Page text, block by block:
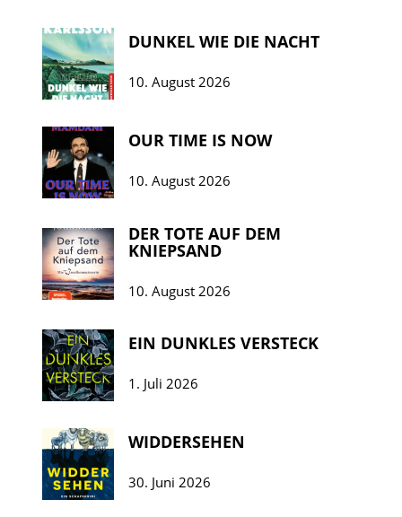
DUNKEL WIE DIE NACHT
10. August 2026
OUR TIME IS NOW
10. August 2026
DER TOTE AUF DEM
KNIEPSAND
10. August 2026
EIN DUNKLES VERSTECK
1. Juli 2026
WIDDERSEHEN
30. Juni 2026